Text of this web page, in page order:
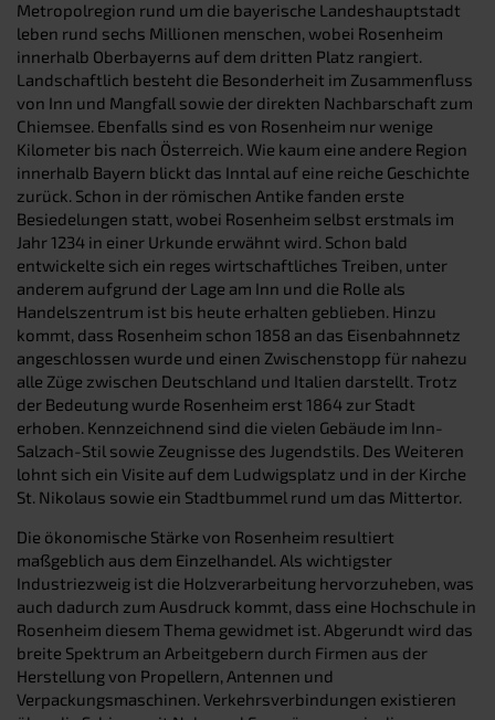
Metropolregion rund um die bayerische Landeshauptstadt
leben rund sechs Millionen menschen, wobei Rosenheim
innerhalb Oberbayerns auf dem dritten Platz rangiert.
Landschaftlich besteht die Besonderheit im Zusammenfluss
von Inn und Mangfall sowie der direkten Nachbarschaft zum
Chiemsee. Ebenfalls sind es von Rosenheim nur wenige
Kilometer bis nach Österreich. Wie kaum eine andere Region
innerhalb Bayern blickt das Inntal auf eine reiche Geschichte
zurück. Schon in der römischen Antike fanden erste
Besiedelungen statt, wobei Rosenheim selbst erstmals im
Jahr 1234 in einer Urkunde erwähnt wird. Schon bald
entwickelte sich ein reges wirtschaftliches Treiben, unter
anderem aufgrund der Lage am Inn und die Rolle als
Handelszentrum ist bis heute erhalten geblieben. Hinzu
kommt, dass Rosenheim schon 1858 an das Eisenbahnnetz
angeschlossen wurde und einen Zwischenstopp für nahezu
alle Züge zwischen Deutschland und Italien darstellt. Trotz
der Bedeutung wurde Rosenheim erst 1864 zur Stadt
erhoben. Kennzeichnend sind die vielen Gebäude im Inn-
Salzach-Stil sowie Zeugnisse des Jugendstils. Des Weiteren
lohnt sich ein Visite auf dem Ludwigsplatz und in der Kirche
St. Nikolaus sowie ein Stadtbummel rund um das Mittertor.
Die ökonomische Stärke von Rosenheim resultiert
maßgeblich aus dem Einzelhandel. Als wichtigster
Industriezweig ist die Holzverarbeitung hervorzuheben, was
auch dadurch zum Ausdruck kommt, dass eine Hochschule in
Rosenheim diesem Thema gewidmet ist. Abgerundt wird das
breite Spektrum an Arbeitgebern durch Firmen aus der
Herstellung von Propellern, Antennen und
Verpackungsmaschinen. Verkehrsverbindungen existieren